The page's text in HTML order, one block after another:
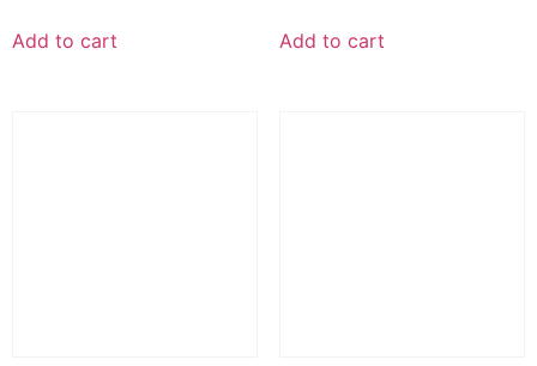
Add to cart Add to cart